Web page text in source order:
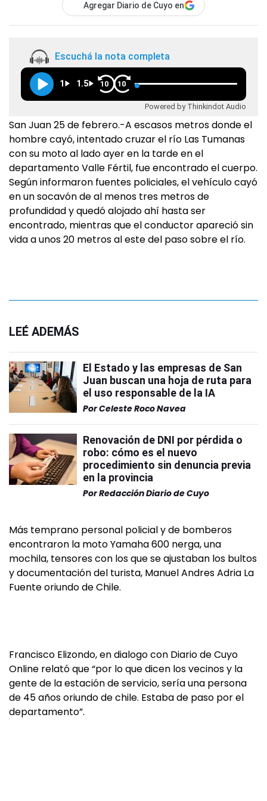
Agregar Diario de Cuyo en
Escuchá la nota completa
1 1.5 10 10
Powered by Thinkindot Audio
San Juan 25 de febrero.-A escasos metros donde el
hombre cayó, intentado cruzar el río Las Tumanas
con su moto al lado ayer en la tarde en el
departamento Valle Fértil, fue encontrado el cuerpo.
Según informaron fuentes policiales, el vehículo cayó
en un socavón de al menos tres metros de
profundidad y quedó alojado ahí hasta ser
encontrado, mientras que el conductor apareció sin
vida a unos 20 metros al este del paso sobre el río.
LEÉ ADEMÁS
El Estado y las empresas de San
Juan buscan una hoja de ruta para
el uso responsable de la IA
PorCeleste Roco Navea
Renovación de DNI por pérdida o
robo: cómo es el nuevo
procedimiento sin denuncia previa
en la provincia
PorRedacción Diario de Cuyo
Más temprano personal policial y de bomberos
encontraron la moto Yamaha 600 nerga, una
mochila, tensores con los que se ajustaban los bultos
y documentación del turista, Manuel Andres Adria La
Fuente oriundo de Chile.
Francisco Elizondo, en dialogo con Diario de Cuyo
Online relató que “por lo que dicen los vecinos y la
gente de la estación de servicio, sería una persona
de 45 años oriundo de chile. Estaba de paso por el
departamento”.